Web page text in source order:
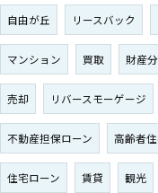
自由が丘 リースバック
マンション 買取 財産
売却 リバースモーゲージ
不動産担保ローン 高齢者
住宅ローン 賃貸 観光